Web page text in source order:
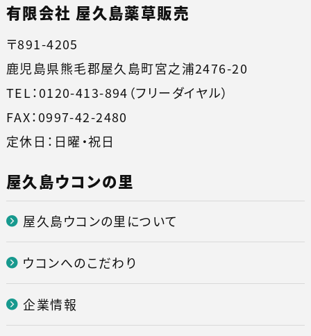
有限会社 屋久島薬草販売
〒891-4205
鹿児島県熊毛郡屋久島町宮之浦2476-20
TEL：0120-413-894（フリーダイヤル）
FAX：0997-42-2480
定休日：日曜・祝日
屋久島ウコンの里
屋久島ウコンの里について
ウコンへのこだわり
企業情報